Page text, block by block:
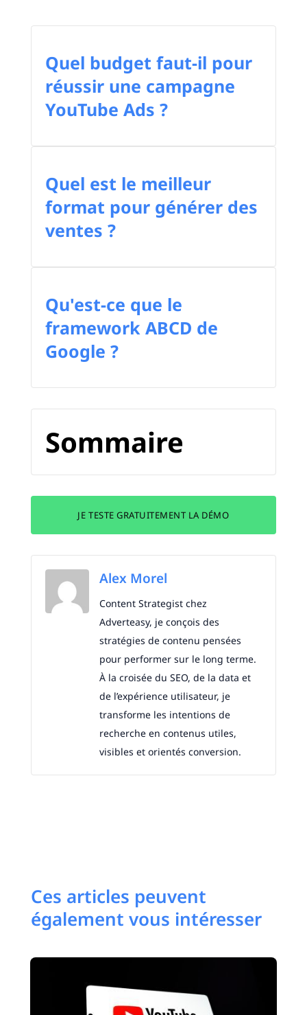
Quel budget faut-il pour
réussir une campagne
YouTube Ads ?
Quel est le meilleur
format pour générer des
ventes ?
Qu'est-ce que le
framework ABCD de
Google ?
Sommaire
JE TESTE GRATUITEMENT LA DÉMO
Alex Morel
Content Strategist chez
Adverteasy, je conçois des
stratégies de contenu pensées
pour performer sur le long terme.
À la croisée du SEO, de la data et
de l’expérience utilisateur, je
transforme les intentions de
recherche en contenus utiles,
visibles et orientés conversion.
Ces articles peuvent
également vous intéresser